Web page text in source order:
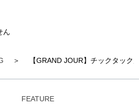
【GRAND JOUR】チックタック
ん
FEATURE